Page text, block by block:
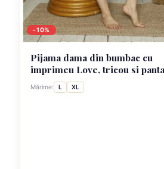
-10%
Pijama dama din bumbac cu
imprimeu Love, tricou si
scurti, blue
Mărime: L XL